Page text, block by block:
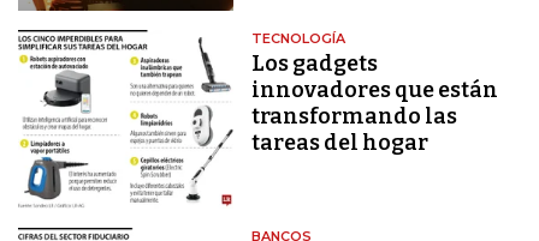
TECNOLOGÍA
Los gadgets
innovadores que están
transformando las
tareas del hogar
BANCOS